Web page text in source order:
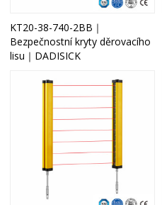
KT20-38-740-2BB｜
Bezpečnostní kryty děrovacího
lisu｜DADISICK